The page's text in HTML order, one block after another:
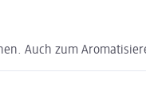
Auch zum